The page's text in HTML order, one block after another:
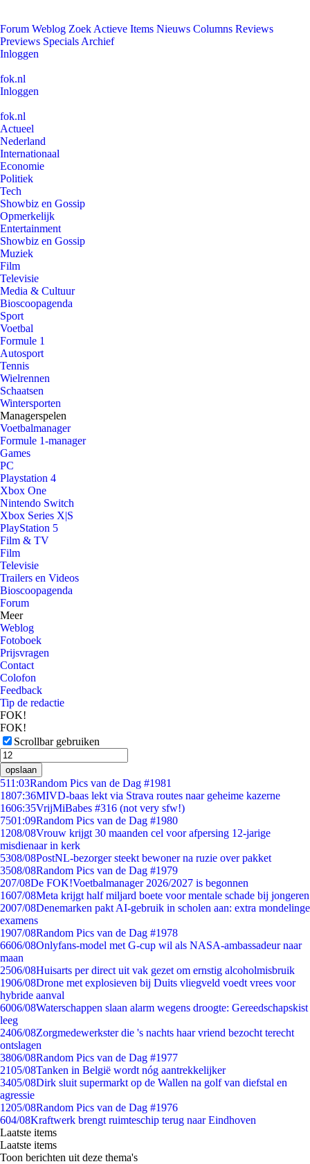
Forum Weblog Zoek Actieve Items Nieuws Columns Reviews
Previews Specials Archief
Inloggen
fok.nl
Inloggen
fok.nl
Actueel
Nederland
Internationaal
Economie
Politiek
Tech
Showbiz en Gossip
Opmerkelijk
Entertainment
Showbiz en Gossip
Muziek
Film
Televisie
Media & Cultuur
Bioscoopagenda
Sport
Voetbal
Formule 1
Autosport
Tennis
Wielrennen
Schaatsen
Wintersporten
Managerspelen
Voetbalmanager
Formule 1-manager
Games
PC
Playstation 4
Xbox One
Nintendo Switch
Xbox Series X|S
PlayStation 5
Film & TV
Film
Televisie
Trailers en Videos
Bioscoopagenda
Forum
Meer
Weblog
Fotoboek
Prijsvragen
Contact
Colofon
Feedback
Tip de redactie
FOK!
FOK!
Scrollbar gebruiken
opslaan
511:03Random Pics van de Dag #1981
1807:36MIVD-baas lekt via Strava routes naar geheime kazerne
1606:35VrijMiBabes #316 (not very sfw!)
7501:09Random Pics van de Dag #1980
1208/08Vrouw krijgt 30 maanden cel voor afpersing 12-jarige
misdienaar in kerk
5308/08PostNL-bezorger steekt bewoner na ruzie over pakket
3508/08Random Pics van de Dag #1979
207/08De FOK!Voetbalmanager 2026/2027 is begonnen
1607/08Meta krijgt half miljard boete voor mentale schade bij jongeren
2007/08Denemarken pakt AI-gebruik in scholen aan: extra mondelinge
examens
1907/08Random Pics van de Dag #1978
6606/08Onlyfans-model met G-cup wil als NASA-ambassadeur naar
maan
2506/08Huisarts per direct uit vak gezet om ernstig alcoholmisbruik
1906/08Drone met explosieven bij Duits vliegveld voedt vrees voor
hybride aanval
6006/08Waterschappen slaan alarm wegens droogte: Gereedschapskist
leeg
2406/08Zorgmedewerkster die 's nachts haar vriend bezocht terecht
ontslagen
3806/08Random Pics van de Dag #1977
2105/08Tanken in België wordt nóg aantrekkelijker
3405/08Dirk sluit supermarkt op de Wallen na golf van diefstal en
agressie
1205/08Random Pics van de Dag #1976
604/08Kraftwerk brengt ruimteschip terug naar Eindhoven
Laatste items
Laatste items
Toon berichten uit deze thema's